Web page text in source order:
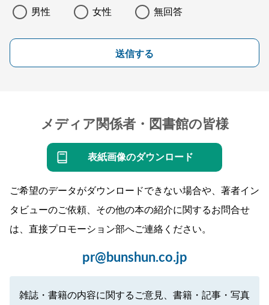
男性 女性 無回答
送信する
メディア関係者・図書館の皆様
表紙画像のダウンロード
ご希望のデータがダウンロードできない場合や、著者イン
タビューのご依頼、その他の本の紹介に関するお問合せ
は、直接プロモーション部へご連絡ください。
pr@bunshun.co.jp
雑誌・書籍の内容に関するご意見、書籍・記事・写真